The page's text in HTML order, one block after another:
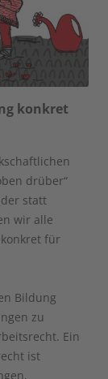
konkret
drüber“
statt
wir alle
für
Bildung
zu
Ein
ist